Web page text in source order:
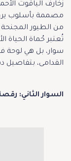
زخارف الياقوت
مصممة بأسلوب
من الطيور المجنحة
تُعتبر حُماة الحياة
سوار، بل هي لوحة
القدامى، بتفاصيل
السوار الثاني: